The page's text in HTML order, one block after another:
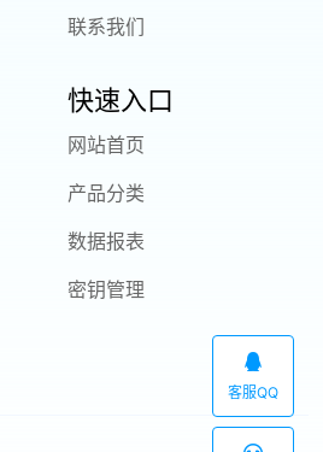
联系我们
快速入口
网站首页
产品分类
数据报表
密钥管理
客服QQ